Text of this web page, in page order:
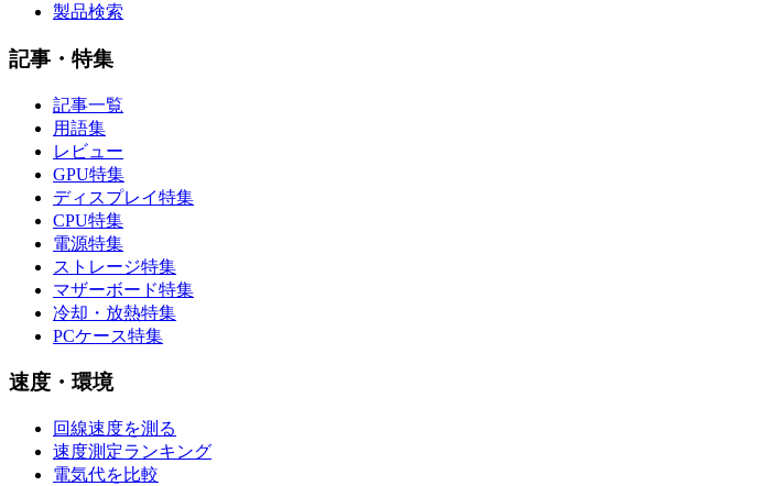
製品検索
記事・特集
記事一覧
用語集
レビュー
GPU特集
ディスプレイ特集
CPU特集
電源特集
ストレージ特集
マザーボード特集
冷却・放熱特集
PCケース特集
速度・環境
回線速度を測る
速度測定ランキング
電気代を比較